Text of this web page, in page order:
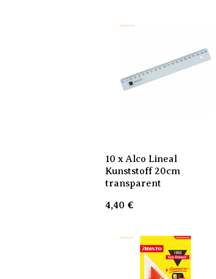
10 x Alco Lineal
Kunststoff 20cm
transparent
4,40 €